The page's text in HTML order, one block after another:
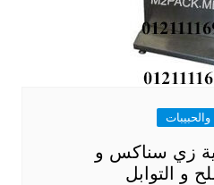
زي سناكس و
و التوابل